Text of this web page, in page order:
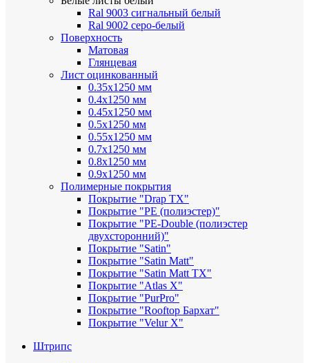
Ral 9003 сигнальный белый
Ral 9002 серо-белый
Поверхность
Матовая
Глянцевая
Лист оцинкованный
0.35х1250 мм
0.4х1250 мм
0.45х1250 мм
0.5х1250 мм
0.55х1250 мм
0.7х1250 мм
0.8х1250 мм
0.9х1250 мм
Полимерные покрытия
Покрытие "Drap TX"
Покрытие "PE (полиэстер)"
Покрытие "PE-Double (полиэстер
двухсторонний)"
Покрытие "Satin"
Покрытие "Satin Мatt"
Покрытие "Satin Matt TX"
Покрытие "Atlas X"
Покрытие "PurPro"
Покрытие "Rooftop Бархат"
Покрытие "Velur X"
Штрипс